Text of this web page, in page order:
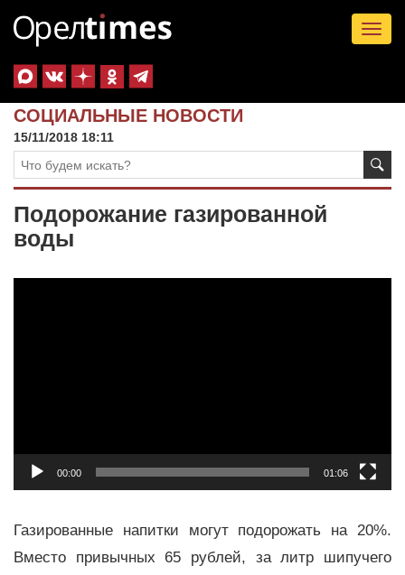
СОЦИАЛЬНЫЕ НОВОСТИ
15/11/2018 18:11
Подорожание газированной
воды
00:00 01:06
Газированные напитки могут подорожать на 20%.
Вместо привычных 65 рублей, за литр шипучего